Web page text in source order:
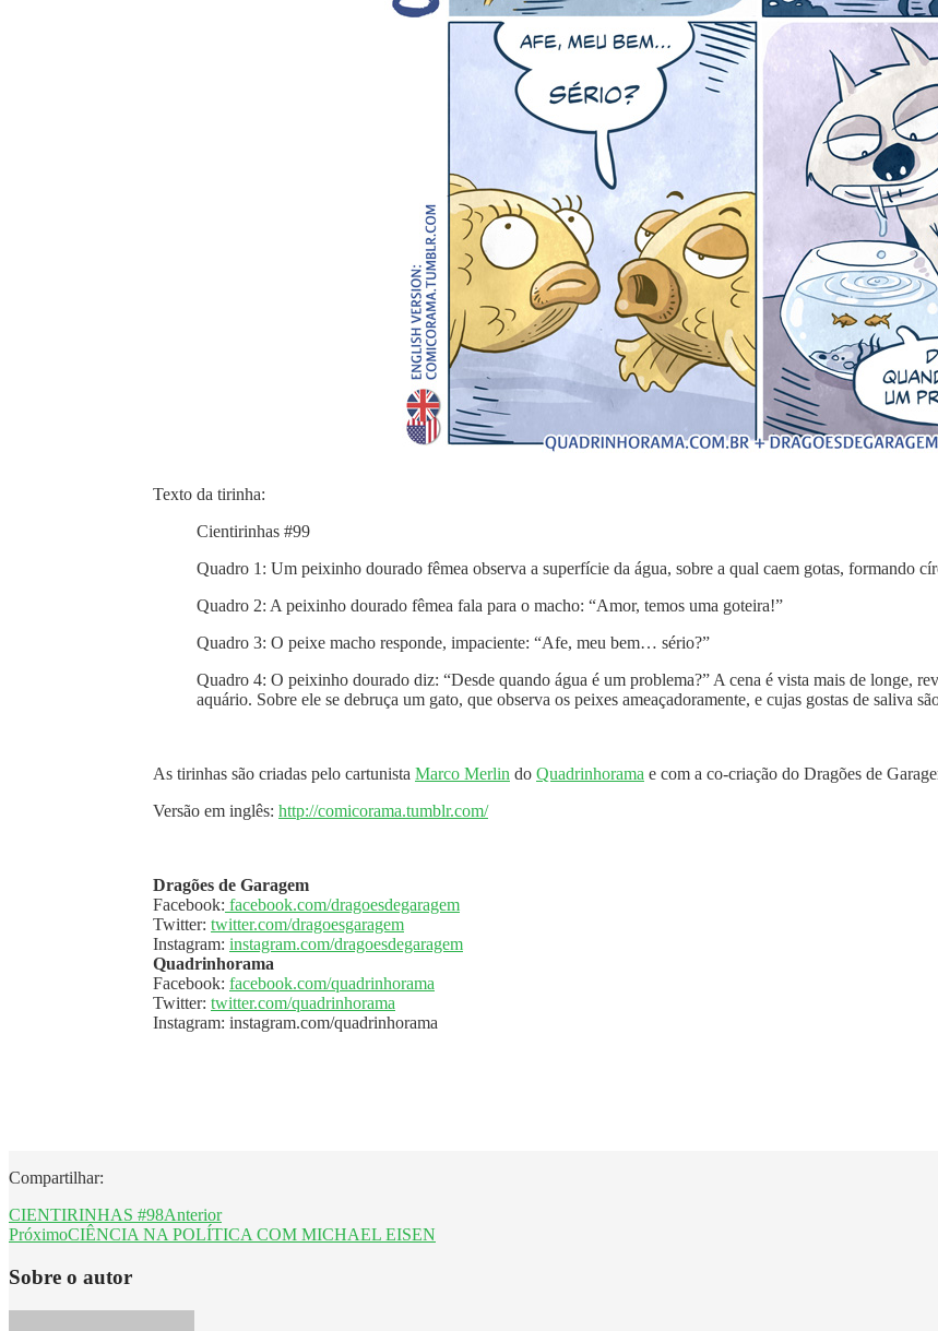
Texto da tirinha:
Cientirinhas #99
Quadro 1: Um peixinho dourado fêmea observa a superfície da água, sobre a qual caem gotas, formando
Quadro 2: A peixinho dourado fêmea fala para o macho: “Amor, temos uma goteira!”
Quadro 3: O peixe macho responde, impaciente: “Afe, meu bem… sério?”
Quadro 4: O peixinho dourado diz: “Desde quando água é um problema?” A cena é vista mais de longe,
aquário. Sobre ele se debruça um gato, que observa os peixes ameaçadoramente, e cujas gostas de saliva
As tirinhas são criadas pelo cartunista Marco Merlin do Quadrinhorama e com a co-criação do Dragões de
Versão em inglês: http://comicorama.tumblr.com/
Dragões de Garagem
Facebook: facebook.com/dragoesdegaragem
Twitter: twitter.com/dragoesgaragem
Instagram: instagram.com/dragoesdegaragem
Quadrinhorama
Facebook: facebook.com/quadrinhorama
Twitter: twitter.com/quadrinhorama
Instagram: instagram.com/quadrinhorama
Compartilhar:
CIENTIRINHAS #98Anterior
PróximoCIÊNCIA NA POLÍTICA COM MICHAEL EISEN
Sobre o autor